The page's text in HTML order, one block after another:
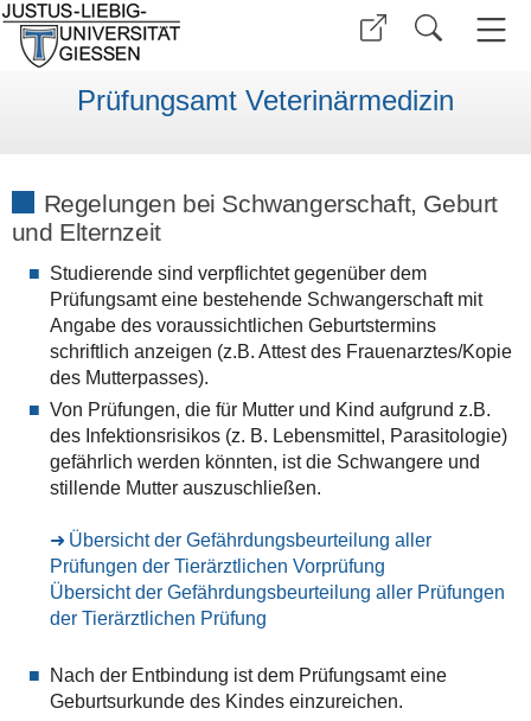
Prüfungsamt Veterinärmedizin
Regelungen bei Schwangerschaft, Geburt
und Elternzeit
Studierende sind verpflichtet gegenüber dem
Prüfungsamt eine bestehende Schwangerschaft mit
Angabe des voraussichtlichen Geburtstermins
schriftlich anzeigen (z.B. Attest des Frauenarztes/Kopie
des Mutterpasses).
Von Prüfungen, die für Mutter und Kind aufgrund z.B.
des Infektionsrisikos (z. B. Lebensmittel, Parasitologie)
gefährlich werden könnten, ist die Schwangere und
stillende Mutter auszuschließen.
Übersicht der Gefährdungsbeurteilung aller
Prüfungen der Tierärztlichen Vorprüfung
Übersicht der Gefährdungsbeurteilung aller Prüfungen
der Tierärztlichen Prüfung
Nach der Entbindung ist dem Prüfungsamt eine
Geburtsurkunde des Kindes einzureichen.